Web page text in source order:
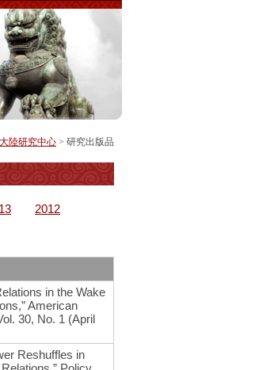
陸研究中心 > 研究出版品
2012
in the Wake
American
30, No. 1 (April
Reshuffles in